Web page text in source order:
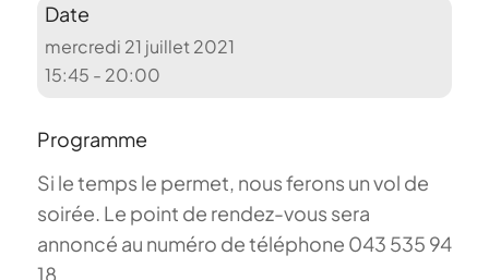
Date
mercredi 21 juillet 2021
15:45 - 20:00
Programme
Si le temps le permet, nous ferons un vol de
soirée. Le point de rendez-vous sera
annoncé au numéro de téléphone 043 535 94
18.